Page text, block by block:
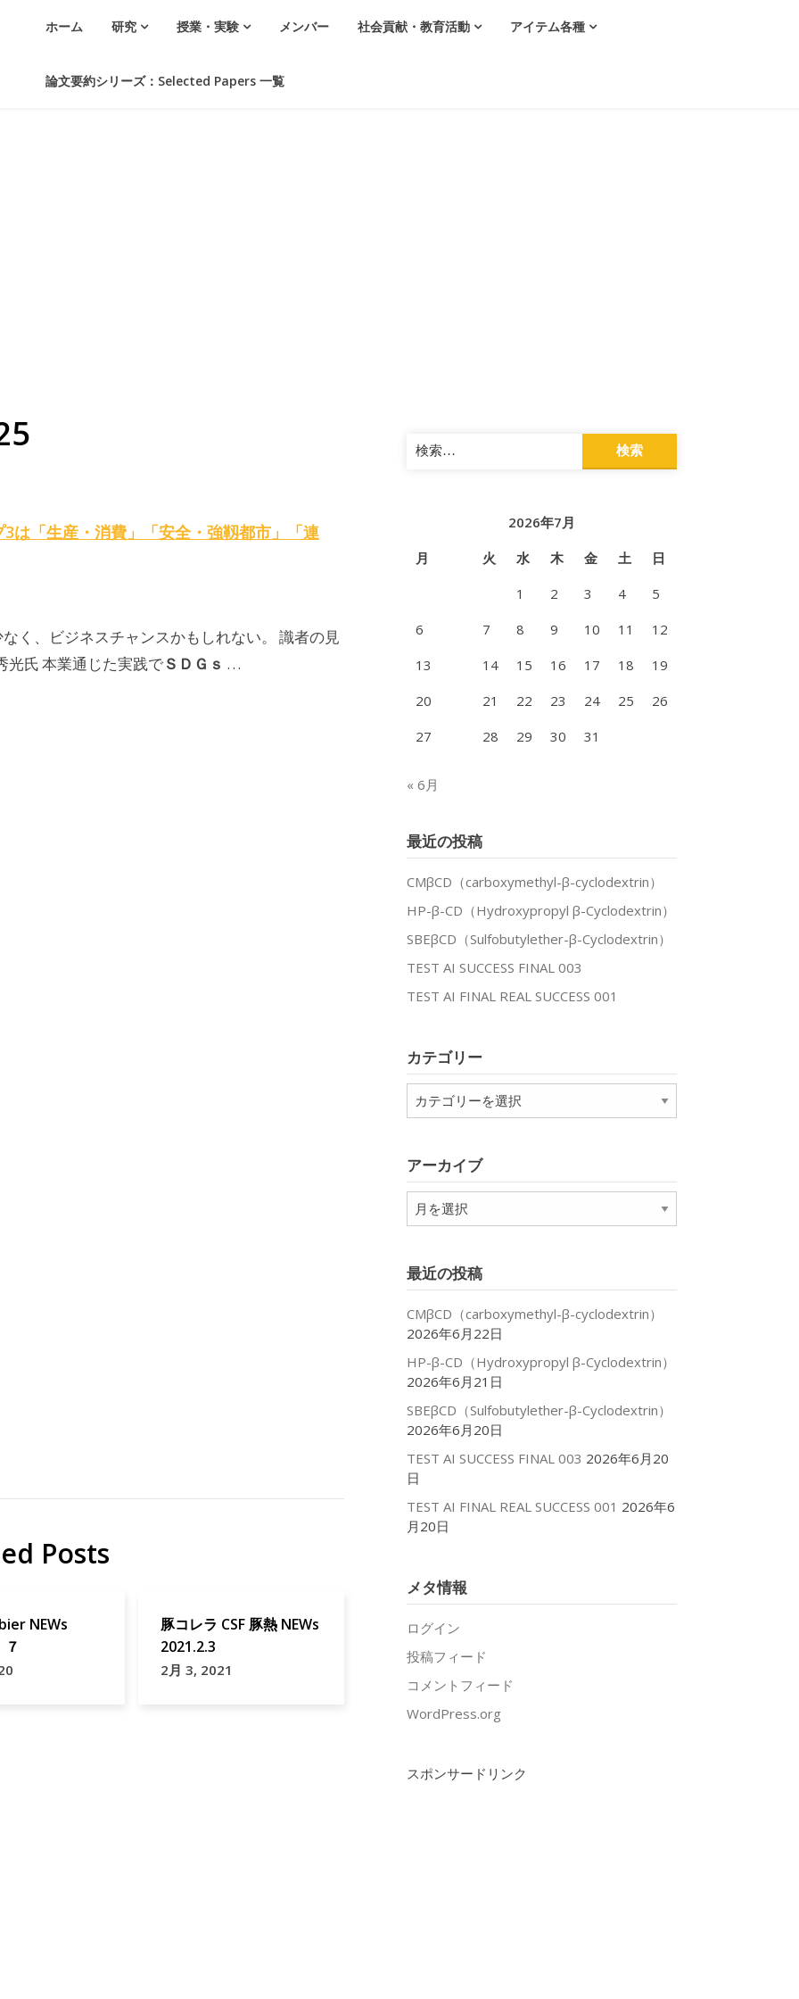
ホーム 研究 授業・実験 メンバー 社会貢献・教育活動 アイテム各種
論文要約シリーズ：Selected Papers 一覧
は「生産・消費」「安全・強靱都市」「連
く、ビジネスチャンスかもしれない。 識者の見
光氏 本業通じた実践でＳＤＧｓ …
Posts
NEWs
豚コレラ CSF 豚熱 NEWs
2021.2.3
2月 3, 2021
検
索:
2026年7月
月
火 水 木 金 土
日
1
2 3 4
5
6
7 8 9 10 11
12
13
14 15 16 17 18
19
20
21 22 23 24 25
26
27
28 29 30 31
« 6月
最近の投稿
CMβCD（carboxymethyl-β-cyclodextrin）
HP-β-CD（Hydroxypropyl β-Cyclodextrin）
SBEβCD（Sulfobutylether-β-Cyclodextrin）
TEST AI SUCCESS FINAL 003
TEST AI FINAL REAL SUCCESS 001
カテゴリー
テ
ー
アーカイブ
ア
ー
ブ
最近の投稿
CMβCD（carboxymethyl-β-cyclodextrin）
2026年6月22日
HP-β-CD（Hydroxypropyl β-Cyclodextrin）
2026年6月21日
SBEβCD（Sulfobutylether-β-Cyclodextrin）
2026年6月20日
TEST AI SUCCESS FINAL 003 2026年6月20
日
TEST AI FINAL REAL SUCCESS 001 2026年6
月20日
メタ情報
ログイン
投稿フィード
コメントフィード
WordPress.org
スポンサードリンク